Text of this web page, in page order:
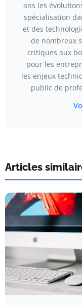
ans les
spécialisation
et des
de nombreux
critiques aux
pour les
les enjeux
public de
Articles